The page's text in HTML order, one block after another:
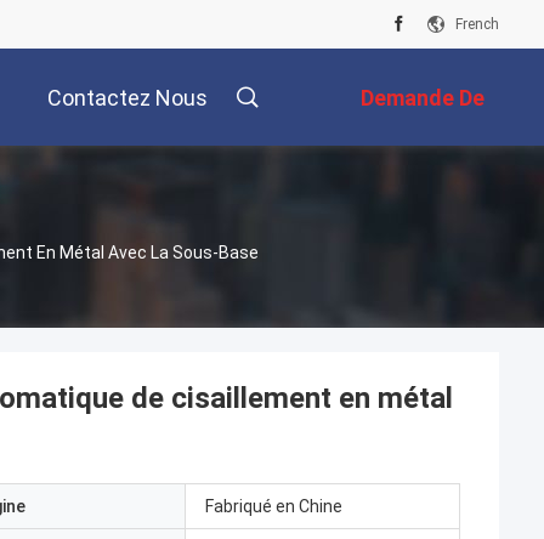
French
Contactez Nous Demande De
Soumission
En Métal Avec La Sous-Base
de cisaillement en métal
Fabriqué en Chine